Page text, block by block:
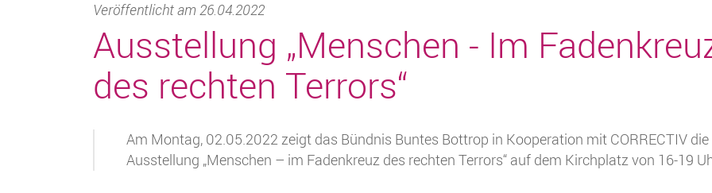
Veröffentlicht am 26.04.2022
Ausstellung „Menschen - Im
des rechten Terrors“
Am Montag, 02.05.2022 zeigt das Bündnis Buntes Bottrop in Kooperation mit CORRECTIV die
Ausstellung „Menschen – im Fadenkreuz des rechten Terrors“ auf dem Kirchplatz von 16-19